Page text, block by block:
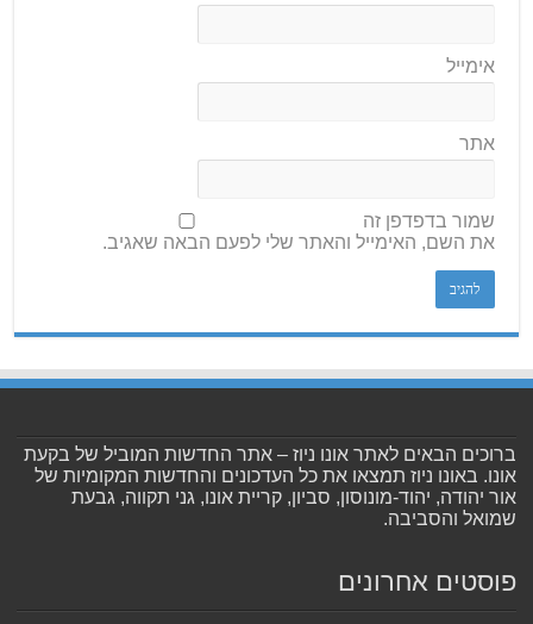
אימייל
אתר
שמור בדפדפן זה
את השם, האימייל והאתר שלי לפעם הבאה שאגיב.
ברוכים הבאים לאתר אונו ניוז – אתר החדשות המוביל של בקעת
אונו. באונו ניוז תמצאו את כל העדכונים והחדשות המקומיות של
אור יהודה, יהוד-מונוסון, סביון, קריית אונו, גני תקווה, גבעת
שמואל והסביבה.
פוסטים אחרונים